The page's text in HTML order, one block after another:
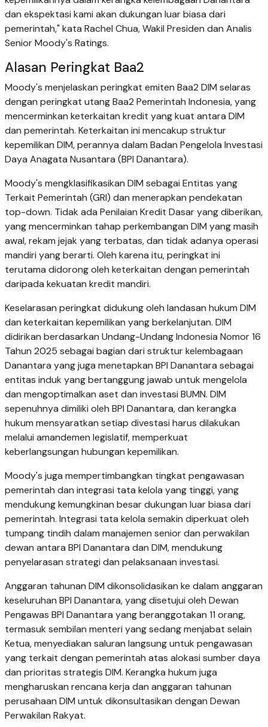
dan ekspektasi kami akan dukungan luar biasa dari
pemerintah," kata Rachel Chua, Wakil Presiden dan Analis
Senior Moody's Ratings.
Alasan Peringkat Baa2
Moody's menjelaskan peringkat emiten Baa2 DIM selaras
dengan peringkat utang Baa2 Pemerintah Indonesia, yang
mencerminkan keterkaitan kredit yang kuat antara DIM
dan pemerintah. Keterkaitan ini mencakup struktur
kepemilikan DIM, perannya dalam Badan Pengelola Investasi
Daya Anagata Nusantara (BPI Danantara).
Moody's mengklasifikasikan DIM sebagai Entitas yang
Terkait Pemerintah (GRI) dan menerapkan pendekatan
top-down. Tidak ada Penilaian Kredit Dasar yang diberikan,
yang mencerminkan tahap perkembangan DIM yang masih
awal, rekam jejak yang terbatas, dan tidak adanya operasi
mandiri yang berarti. Oleh karena itu, peringkat ini
terutama didorong oleh keterkaitan dengan pemerintah
daripada kekuatan kredit mandiri.
Keselarasan peringkat didukung oleh landasan hukum DIM
dan keterkaitan kepemilikan yang berkelanjutan. DIM
didirikan berdasarkan Undang-Undang Indonesia Nomor 16
Tahun 2025 sebagai bagian dari struktur kelembagaan
Danantara yang juga menetapkan BPI Danantara sebagai
entitas induk yang bertanggung jawab untuk mengelola
dan mengoptimalkan aset dan investasi BUMN. DIM
sepenuhnya dimiliki oleh BPI Danantara, dan kerangka
hukum mensyaratkan setiap divestasi harus dilakukan
melalui amandemen legislatif, memperkuat
keberlangsungan hubungan kepemilikan.
Moody's juga mempertimbangkan tingkat pengawasan
pemerintah dan integrasi tata kelola yang tinggi, yang
mendukung kemungkinan besar dukungan luar biasa dari
pemerintah. Integrasi tata kelola semakin diperkuat oleh
tumpang tindih dalam manajemen senior dan perwakilan
dewan antara BPI Danantara dan DIM, mendukung
penyelarasan strategi dan pelaksanaan investasi.
Anggaran tahunan DIM dikonsolidasikan ke dalam anggaran
keseluruhan BPI Danantara, yang disetujui oleh Dewan
Pengawas BPI Danantara yang beranggotakan 11 orang,
termasuk sembilan menteri yang sedang menjabat selain
Ketua, menyediakan saluran langsung untuk pengawasan
yang terkait dengan pemerintah atas alokasi sumber daya
dan prioritas strategis DIM. Kerangka hukum juga
mengharuskan rencana kerja dan anggaran tahunan
perusahaan DIM untuk dikonsultasikan dengan Dewan
Perwakilan Rakyat.